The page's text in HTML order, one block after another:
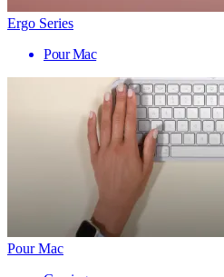
Ergo Series
Pour Mac
Pour Mac